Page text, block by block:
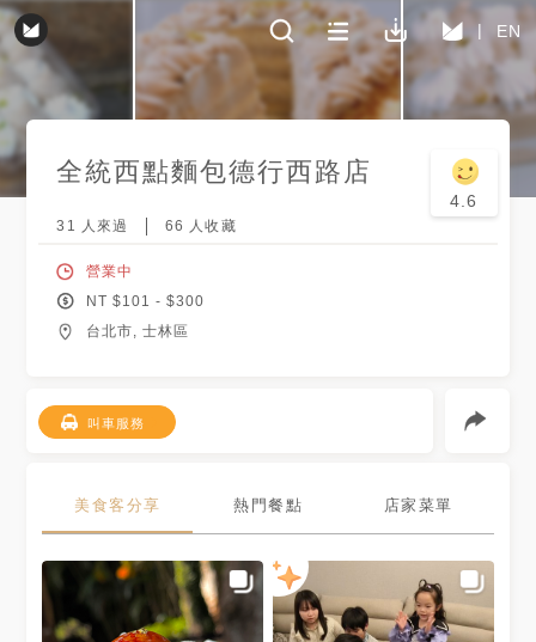
EN
全統西點麵包德行西路店
4.6
31 人來過 66 人收藏
營業中
NT $101 - $300
台北市, 士林區
叫車服務
美食客分享 熱門餐點 店家菜單